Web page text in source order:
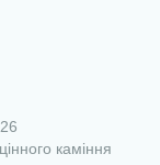
каміння